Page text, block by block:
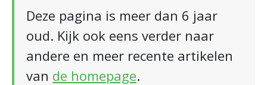
Deze pagina is meer dan 6 jaar
oud. Kijk ook eens verder naar
andere en meer recente artikelen
van de homepage.